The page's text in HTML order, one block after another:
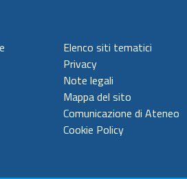
Elenco siti tematici
Privacy
Note legali
Mappa del sito
Comunicazione di Ateneo
Cookie Policy